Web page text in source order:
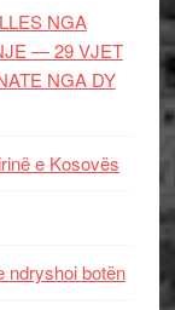
NGA
— 29 VJET
NGA DY
e Kosovës
ndryshoi botën